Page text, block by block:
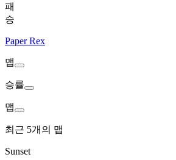
패
승
Paper Rex
맵
승률
맵
최근 5개의 맵
Sunset